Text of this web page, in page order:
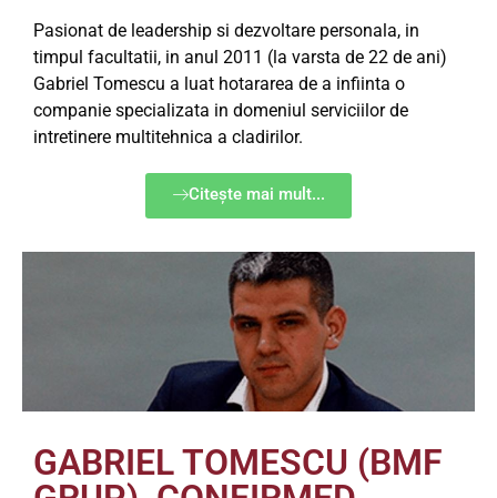
Pasionat de leadership si dezvoltare personala, in
timpul facultatii, in anul 2011 (la varsta de 22 de ani)
Gabriel Tomescu a luat hotararea de a infiinta o
companie specializata in domeniul serviciilor de
intretinere multitehnica a cladirilor.
Citește mai mult...
GABRIEL TOMESCU (BMF